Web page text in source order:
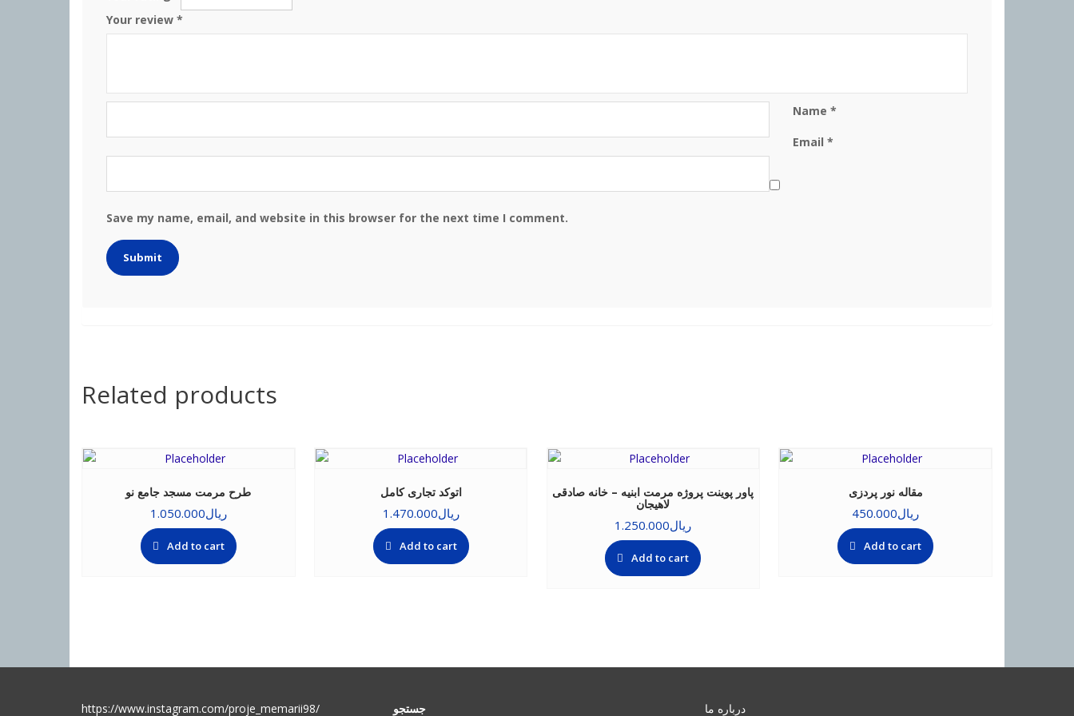
Your review *
Name*
Email*
Save my name, email, and website in this browser for the next time I comment.
Related products
طرح مرمت مسجد جامع نو
ریال1.050.000
Add to cart
اتوکد تجاری کامل
ریال1.470.000
Add to cart
پاور پوینت پروژه مرمت ابنیه – خانه صادقی
لاهیجان
ریال1.250.000
Add to cart
مقاله نور پردزی
ریال450.000
Add to cart
https://www.instagram.com/proje_memarii98/ جستجو درباره ما